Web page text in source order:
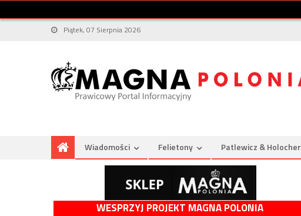
Piątek, 07 Sierpnia 2026
Wiadomości Felietony Patlewicz & Holocher
WESPRZYJ PROJEKT MAGNA POLONIA